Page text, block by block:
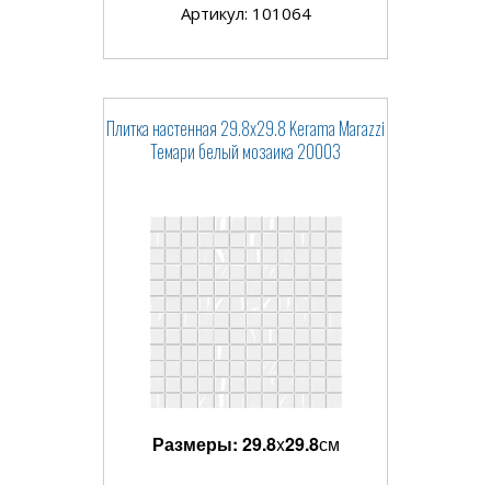
Артикул: 101064
Плитка настенная 29.8x29.8 Kerama Marazzi
Темари белый мозаика 20003
Размеры: 29.8x29.8см